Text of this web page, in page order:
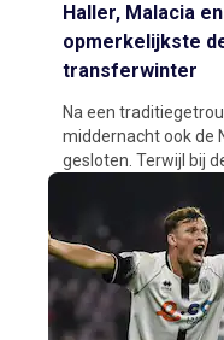
Haller, Malacia
opmerkelijkste
transferwinter
Na een
middernacht ook de
gesloten. Terwijl bij